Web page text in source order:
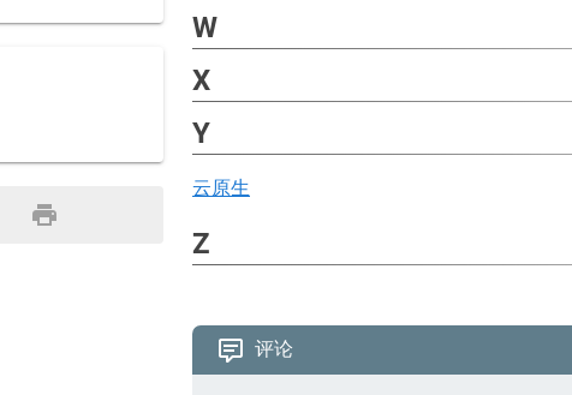
W
X
Y
云原生
Z
评论